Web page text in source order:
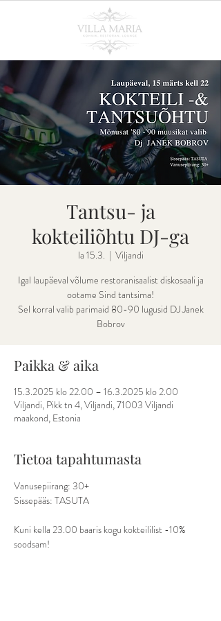
Tantsu- ja
kokteiliõhtu DJ-ga
la 15.3.
  |
Viljandi
Igal laupäeval võlume restoranisaalist diskosaali ja
ootame Sind tantsima!
Sel korral valib parimaid 80-90 lugusid DJ Janek
Bobrov
Paikka & aika
15.3.2025 klo 22.00 – 16.3.2025 klo 2.00
Viljandi, Pikk tn 4, Viljandi, 71003 Viljandi
maakond, Estonia
Tietoa tapahtumasta
Vanusepiirang: 30+
Sissepääs: TASUTA
Kuni kella 23.00 baaris kogu kokteililist -10%
soodsam!